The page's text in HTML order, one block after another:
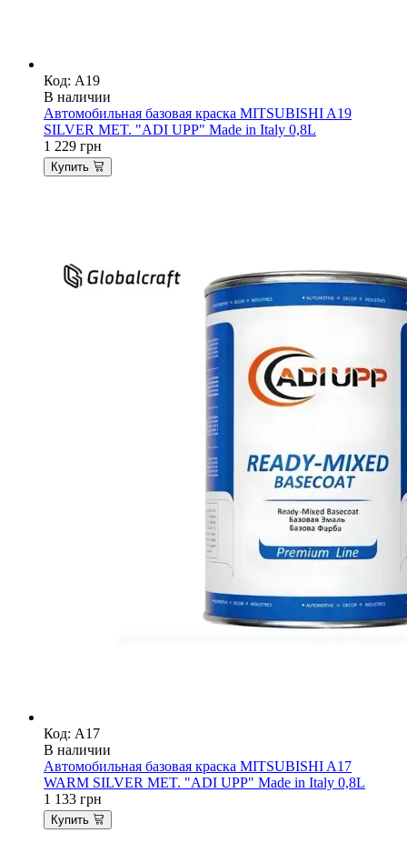
Код: A19
В наличии
Автомобильная базовая краска MITSUBISHI A19
SILVER MET. "ADI UPP" Made in Italy 0,8L
1 229 грн
Купить
Код: A17
В наличии
Автомобильная базовая краска MITSUBISHI A17
WARM SILVER MET. "ADI UPP" Made in Italy 0,8L
1 133 грн
Купить